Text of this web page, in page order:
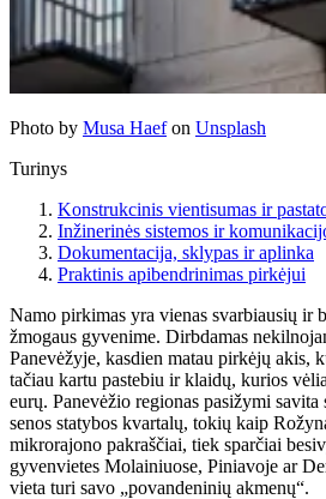
Photo by Musa Haefon Unsplash
Turinys
Konstrukcinis vientisumas ir
Inžinerinės sistemos ir
Dokumentacija, sklypas ir aplinka
Praktinis apibendrinimas pirkėjui
Namo pirkimas yra vienas svarbiausių ir
žmogaus gyvenime. Dirbdamas
Panevėžyje, kasdien matau pirkėjų akis,
tačiau kartu pastebiu ir klaidų, kurios
eurų. Panevėžio regionas pasižymi
senos statybos kvartalų, tokių kaip
mikrorajono pakraščiai, tiek sparčiai
gyvenvietes Molainiuose, Piniavoje ar
vieta turi savo „povandeninių akmenų“.